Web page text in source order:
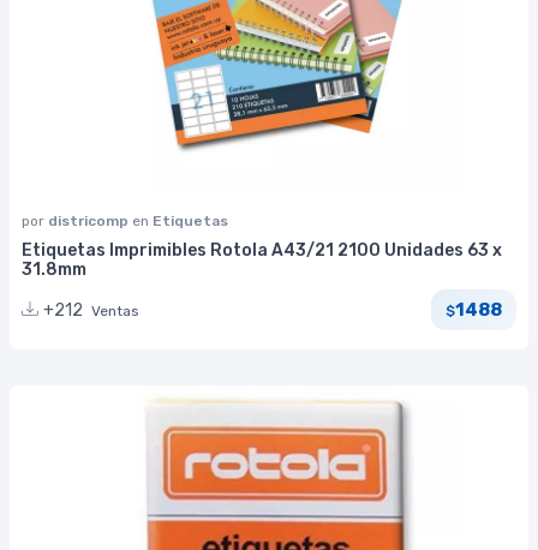
por districomp en Etiquetas
Etiquetas Imprimibles Rotola A43/21 2100 Unidades 63 x
31.8mm
+212 Ventas $1488